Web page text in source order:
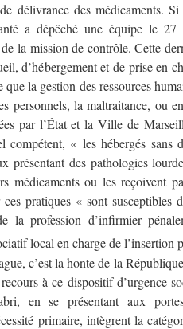
délivrance des médicaments.
a dépêché une équipe le 27
la mission de contrôle. Cette
d’hébergement et de prise en
la gestion des ressources
personnels, la maltraitance, ou
par l’État et la Ville de
compétent, « les hébergés sans
présentant des pathologies
médicaments ou les reçoivent
pratiques « sont susceptibles
la profession d’infirmier
local en charge de l’insertion
c’est la honte de la
à ce dispositif d’urgence
en se présentant aux
primaire, intègrent la